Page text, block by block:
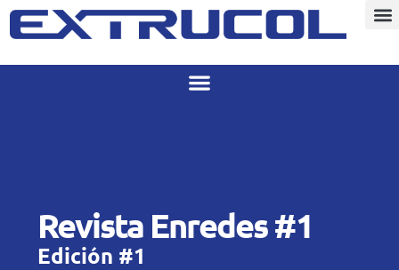
Revista Enredes #1
Edición #1